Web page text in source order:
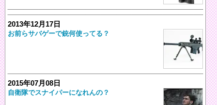
2013年12月17日
お前らサバゲーで銃何使ってる？
2015年07月08日
自衛隊でスナイパーになれんの？